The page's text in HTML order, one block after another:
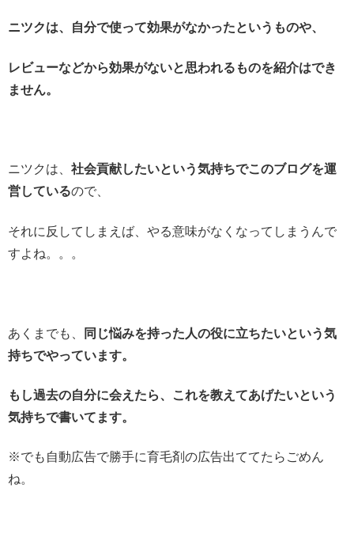
ニツクは、自分で使って効果がなかったというものや、
レビューなどから効果がないと思われるものを紹介はでき
ません。
ニツクは、 社会貢献したいという気持ちでこのブログを運
営しているので、
それに反してしまえば、やる意味がなくなってしまうんで
すよね。。。
あくまでも、
同じ悩みを持った人の役に立ちたいという気
持ちでやっています。
もし過去の自分に会えたら、これを教えてあげたいという
気持ちで書いてます。
※でも自動広告で勝手に育毛剤の広告出ててたらごめん
ね。